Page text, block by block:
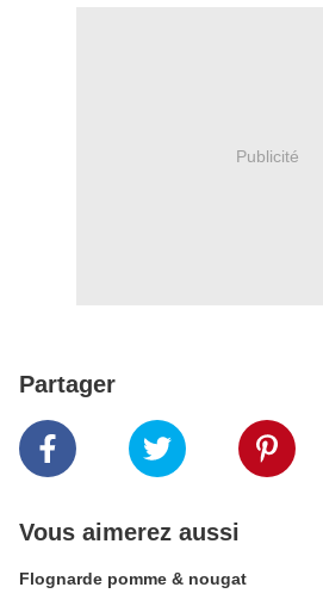
Publicité
Partager
Vous aimerez aussi
Flognarde pomme & nougat